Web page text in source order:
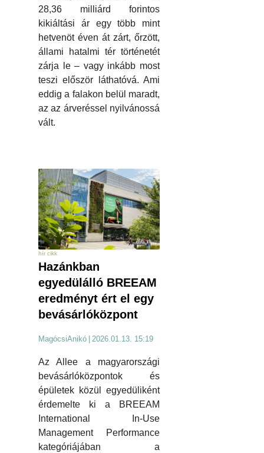
28,36 milliárd forintos
kikiáltási ár egy több mint
hetvenöt éven át zárt, őrzött,
állami hatalmi tér történetét
zárja le – vagy inkább most
teszi először láthatóvá. Ami
eddig a falakon belül maradt,
az az árveréssel nyilvánossá
vált.
hír cikk
Hazánkban
egyedülálló BREEAM
eredményt ért el egy
bevásárlóközpont
MagócsiAnikó 2026.01.13. 15:19
Az Allee a magyarországi
bevásárlóközpontok és
épületek közül egyedüliként
érdemelte ki a BREEAM
International In-Use
Management Performance
kategóriájában a